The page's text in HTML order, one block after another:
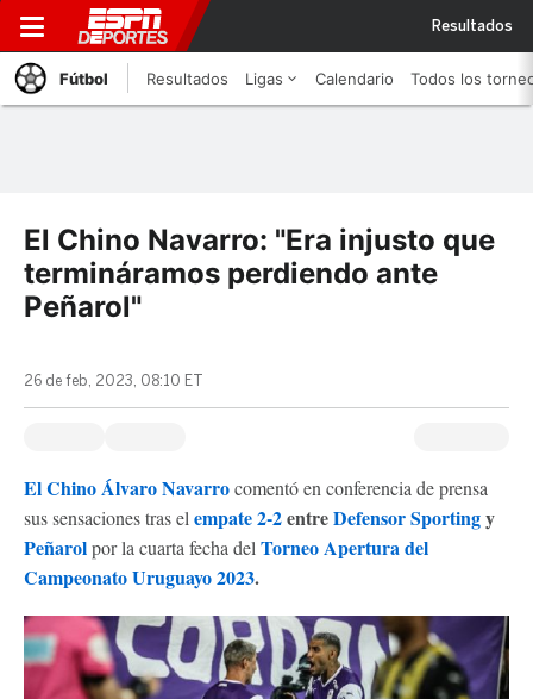
Resultados
Fútbol Resultados Ligas Calendario Todos los
El Chino Navarro: "Era injusto que
termináramos perdiendo ante
Peñarol"
26 de feb, 2023, 08:10 ET
El Chino Álvaro Navarrocomentó en conferencia de prensa
sus sensaciones tras el empate 2-2entreDefensor Sportingy
Peñarolpor la cuarta fecha del Torneo Apertura del
Campeonato Uruguayo 2023.